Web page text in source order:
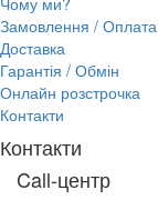
Замовлення / Оплата
Доставка
Гарантія / Обмін
Онлайн розстрочка
Контакти
Контакти
Call-центр